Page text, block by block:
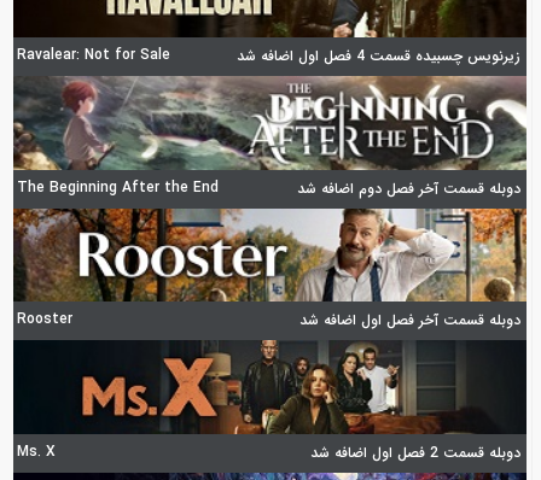
زیرنویس چسبیده قسمت 4 فصل اول اضافه شد Ravalear: Not for Sale
دوبله قسمت آخر فصل دوم اضافه شد The Beginning After the End
دوبله قسمت آخر فصل اول اضافه شد Rooster
دوبله قسمت 2 فصل اول اضافه شد Ms. X